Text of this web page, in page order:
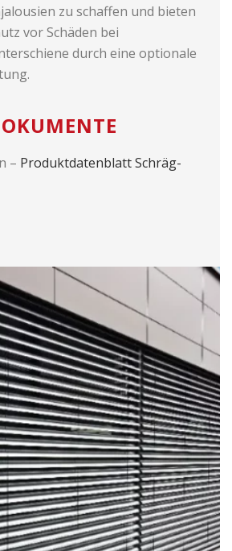
zu schaffen und bieten
vor Schäden bei
durch eine optionale
– Produktdatenblatt Schräg-